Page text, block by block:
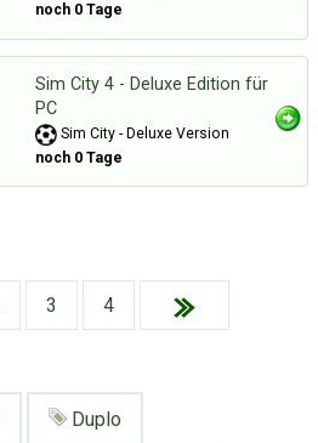
noch 0 Tage
Sim City 4 - Deluxe Edition für
PC
Sim City - Deluxe Version
noch 0 Tage
3 4
Duplo